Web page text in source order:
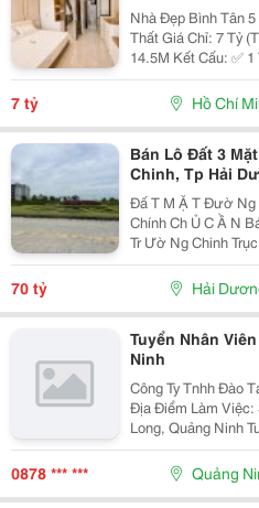
Nhà Đẹp Bình Tân
Thất Giá Chỉ: 7 Tỷ (Thương
14.5M Kết Cấu: ✅ 1 Trệt, 1 Lửng, 3 Lầu. ✅ 4Pn, 5Wc
(Có Thể Bố Trí
Thượng. Hẻm Xe
7 tỷ Hồ Chí
Bán Lô Đất 3
Chinh, Tp Hải
Vị Trí Đẹp
Đấ T M Ặ T Đườ Ng
Chính Ch Ủ C Ầ N
Tr Ườ Ng Chinh
H Ả I D Ươ Ng - Di Ệ N Tích 789M2, Lô Góc 3 M Ặ T Ti Ề
70 tỷ Hải
Tuyển Nhân
Ninh
Công Ty Tnhh Đào
Địa Điểm Làm Việc:
Long, Quảng Ninh Tuyển Dụng 1. Nhân Viên Kế Toán
Thuế : 05 Mô Tả Công Việc: &Bull; Thực Hiện Các Công
Việc Liên Quan Đến
0878 *** *** Quảng